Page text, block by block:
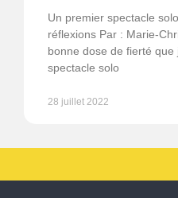
Un premier spectacle
réflexions Par : Marie-
bonne dose de fierté que
spectacle solo
28 juillet 2022